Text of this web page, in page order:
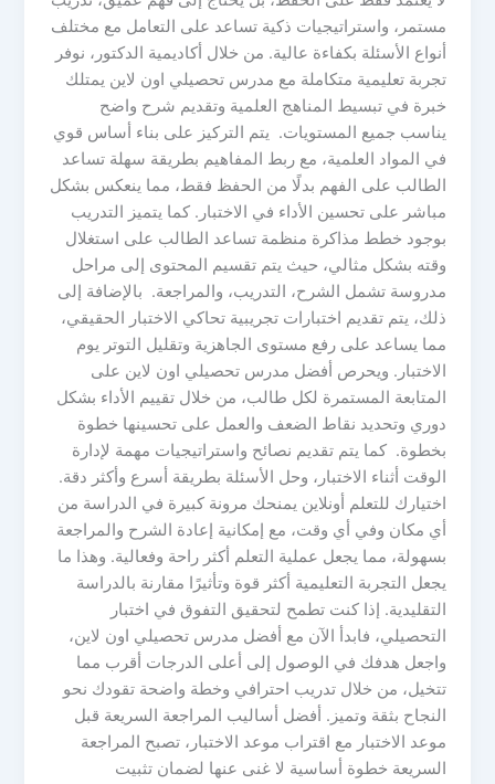
مستمر، واستراتيجيات ذكية تساعد على التعامل مع مختلف
أنواع الأسئلة بكفاءة عالية. من خلال أكاديمية الدكتور، نوفر
تجربة تعليمية متكاملة مع مدرس تحصيلي اون لاين يمتلك
خبرة في تبسيط المناهج العلمية وتقديم شرح واضح
يناسب جميع المستويات. يتم التركيز على بناء أساس قوي
في المواد العلمية، مع ربط المفاهيم بطريقة سهلة تساعد
الطالب على الفهم بدلًا من الحفظ فقط، مما ينعكس بشكل
مباشر على تحسين الأداء في الاختبار. كما يتميز التدريب
بوجود خطط مذاكرة منظمة تساعد الطالب على استغلال
وقته بشكل مثالي، حيث يتم تقسيم المحتوى إلى مراحل
مدروسة تشمل الشرح، التدريب، والمراجعة. بالإضافة إلى
ذلك، يتم تقديم اختبارات تجريبية تحاكي الاختبار الحقيقي،
مما يساعد على رفع مستوى الجاهزية وتقليل التوتر يوم
الاختبار. ويحرص أفضل مدرس تحصيلي اون لاين على
المتابعة المستمرة لكل طالب، من خلال تقييم الأداء بشكل
دوري وتحديد نقاط الضعف والعمل على تحسينها خطوة
بخطوة. كما يتم تقديم نصائح واستراتيجيات مهمة لإدارة
الوقت أثناء الاختبار، وحل الأسئلة بطريقة أسرع وأكثر دقة.
اختيارك للتعلم أونلاين يمنحك مرونة كبيرة في الدراسة من
أي مكان وفي أي وقت، مع إمكانية إعادة الشرح والمراجعة
بسهولة، مما يجعل عملية التعلم أكثر راحة وفعالية. وهذا ما
يجعل التجربة التعليمية أكثر قوة وتأثيرًا مقارنة بالدراسة
التقليدية. إذا كنت تطمح لتحقيق التفوق في اختبار
التحصيلي، فابدأ الآن مع أفضل مدرس تحصيلي اون لاين،
واجعل هدفك في الوصول إلى أعلى الدرجات أقرب مما
تتخيل، من خلال تدريب احترافي وخطة واضحة تقودك نحو
النجاح بثقة وتميز. أفضل أساليب المراجعة السريعة قبل
موعد الاختبار مع اقتراب موعد الاختبار، تصبح المراجعة
السريعة خطوة أساسية لا غنى عنها لضمان تثبيت